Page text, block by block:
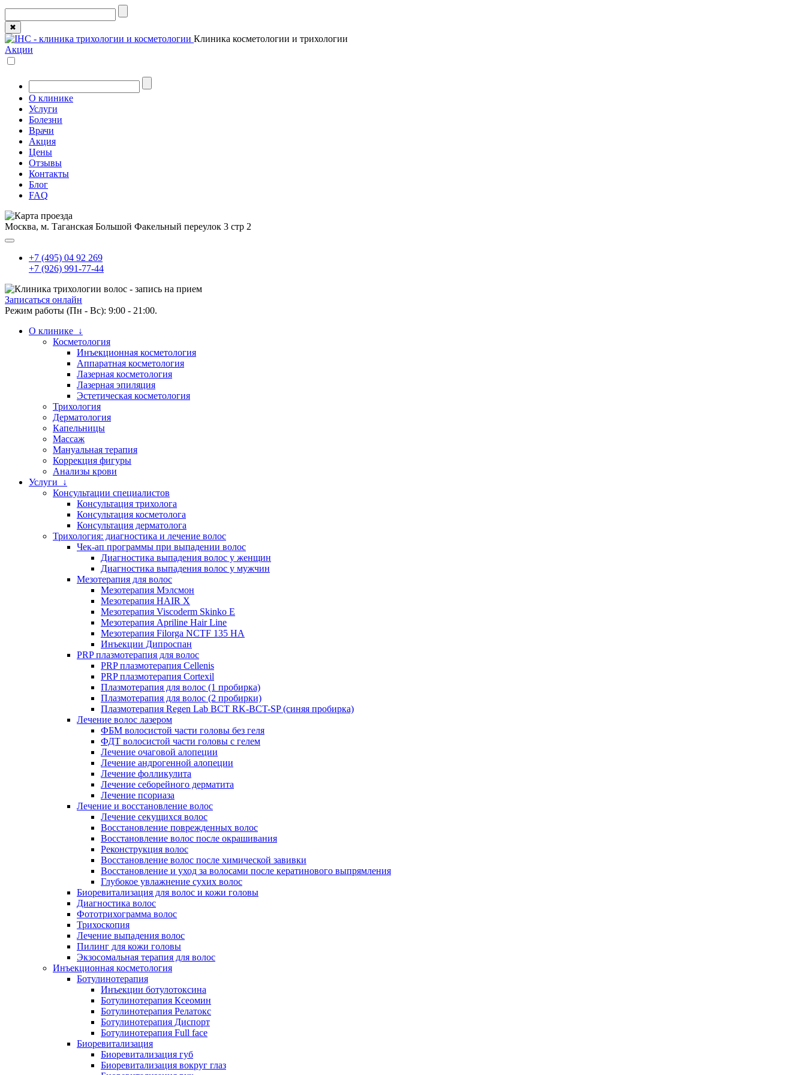
✖
Клиника косметологии и трихологии
Акции
О клинике
Услуги
Болезни
Врачи
Акция
Цены
Отзывы
Контакты
Блог
FAQ
Москва, м. Таганская Большой Факельный переулок 3 стр 2
+7 (495) 04 92 269
+7 (926) 991-77-44
Записаться онлайн
Режим работы (Пн - Вс): 9:00 - 21:00.
О клинике ↓
Косметология
Инъекционная косметология
Аппаратная косметология
Лазерная косметология
Лазерная эпиляция
Эстетическая косметология
Трихология
Дерматология
Капельницы
Массаж
Мануальная терапия
Коррекция фигуры
Анализы крови
Услуги ↓
Консультации специалистов
Консультация трихолога
Консультация косметолога
Консультация дерматолога
Трихология: диагностика и лечение волос
Чек-ап программы при выпадении волос
Диагностика выпадения волос у женщин
Диагностика выпадения волос у мужчин
Мезотерапия для волос
Мезотерапия Мэлсмон
Мезотерапия HAIR X
Мезотерапия Viscoderm Skinko E
Мезотерапия Apriline Hair Line
Мезотерапия Filorga NCTF 135 HA
Инъекции Дипроспан
PRP плазмотерапия для волос
PRP плазмотерапия Cellenis
PRP плазмотерапия Cortexil
Плазмотерапия для волос (1 пробирка)
Плазмотерапия для волос (2 пробирки)
Плазмотерапия Regen Lab BCT RK-BCT-SP (синяя пробирка)
Лечение волос лазером
ФБМ волосистой части головы без геля
ФДТ волосистой части головы с гелем
Лечение очаговой алопеции
Лечение андрогенной алопеции
Лечение фолликулита
Лечение себорейного дерматита
Лечение псориаза
Лечение и восстановление волос
Лечение секущихся волос
Восстановление поврежденных волос
Восстановление волос после окрашивания
Реконструкция волос
Восстановление волос после химической завивки
Восстановление и уход за волосами после кератинового выпрямления
Глубокое увлажнение сухих волос
Биоревитализация для волос и кожи головы
Диагностика волос
Фототрихограмма волос
Трихоскопия
Лечение выпадения волос
Пилинг для кожи головы
Экзосомальная терапия для волос
Инъекционная косметология
Ботулинотерапия
Инъекции ботулотоксина
Ботулинотерапия Ксеомин
Ботулинотерапия Релатокс
Ботулинотерапия Диспорт
Ботулинотерапия Full face
Биоревитализация
Биоревитализация губ
Биоревитализация вокруг глаз